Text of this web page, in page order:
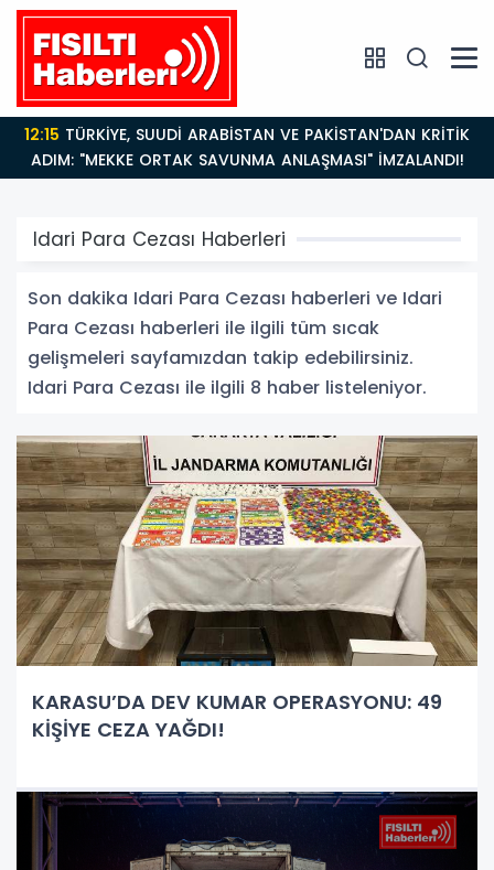
12:15
ADIM: "MEKKE ORTAK SAVUNMA ANLAŞMASI" İMZALANDI!
Idari Para Cezası Haberleri
Son dakika Idari Para Cezası haberleri ve Idari
Para Cezası haberleri ile ilgili tüm sıcak
gelişmeleri sayfamızdan takip edebilirsiniz.
Idari Para Cezası ile ilgili 8 haber listeleniyor.
KARASU’DA DEV KUMAR OPERASYONU: 49
KİŞİYE CEZA YAĞDI!